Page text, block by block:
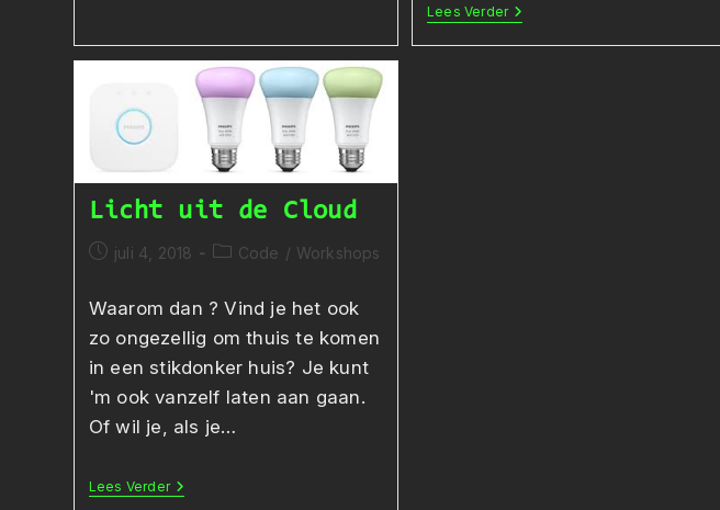
Lees VerderBasispakket
Arduino
+
Licht uit de Cloud
Bericht
op:
juli 4, 2018 Berichtcategorie:
Code / Workshops
Waarom dan ? Vind je het ook
zo ongezellig om thuis te komen
in een stikdonker huis? Je kunt
'm ook vanzelf laten aan gaan.
Of wil je, als je…
Lees VerderLicht